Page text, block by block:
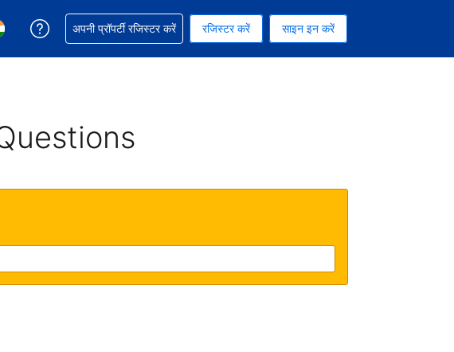
आपने अभी USD करेंसी को चुना हुआ है
भाषा चुनें. आपने अभी हिन्दी भाषा को चुना हुआ है
अपनी बुकिंग में सहायता पाएं
अपनी प्रॉपर्टी रजिस्टर करें रजिस्टर करें साइन इन करें